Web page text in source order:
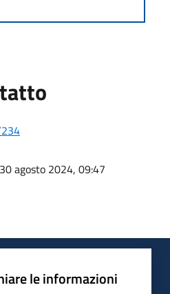
agosto 2024, 09:47
le informazioni